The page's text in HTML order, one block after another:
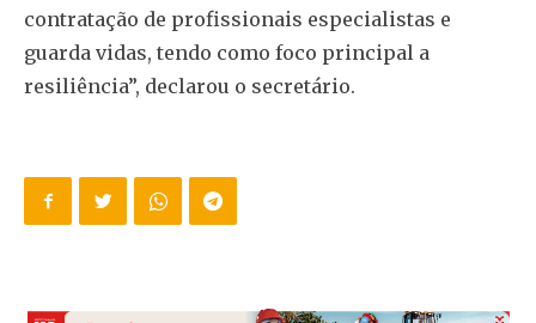
contratação de profissionais especialistas e
guarda vidas, tendo como foco principal a
resiliência”, declarou o secretário.